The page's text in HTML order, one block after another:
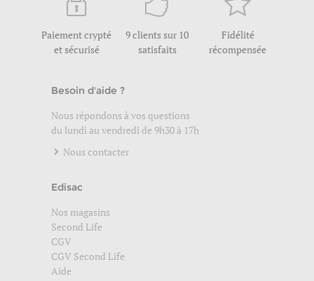
Paiement crypté
et sécurisé
9 clients sur 10
satisfaits
Fidélité
récompensée
Besoin d'aide ?
Nous répondons à vos questions
du lundi au vendredi de 9h30 à 17h
Nous contacter
Edisac
Nos magasins
Second Life
CGV
CGV Second Life
Aide